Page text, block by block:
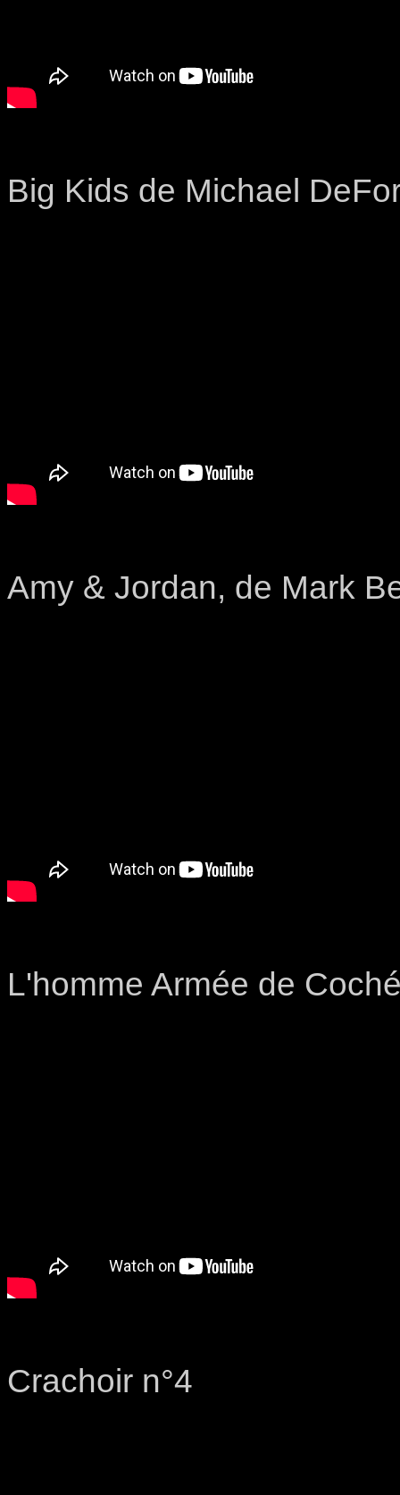
Big Kids de Michael
Amy & Jordan, de Mark
L'homme Armée de
Crachoir n°4